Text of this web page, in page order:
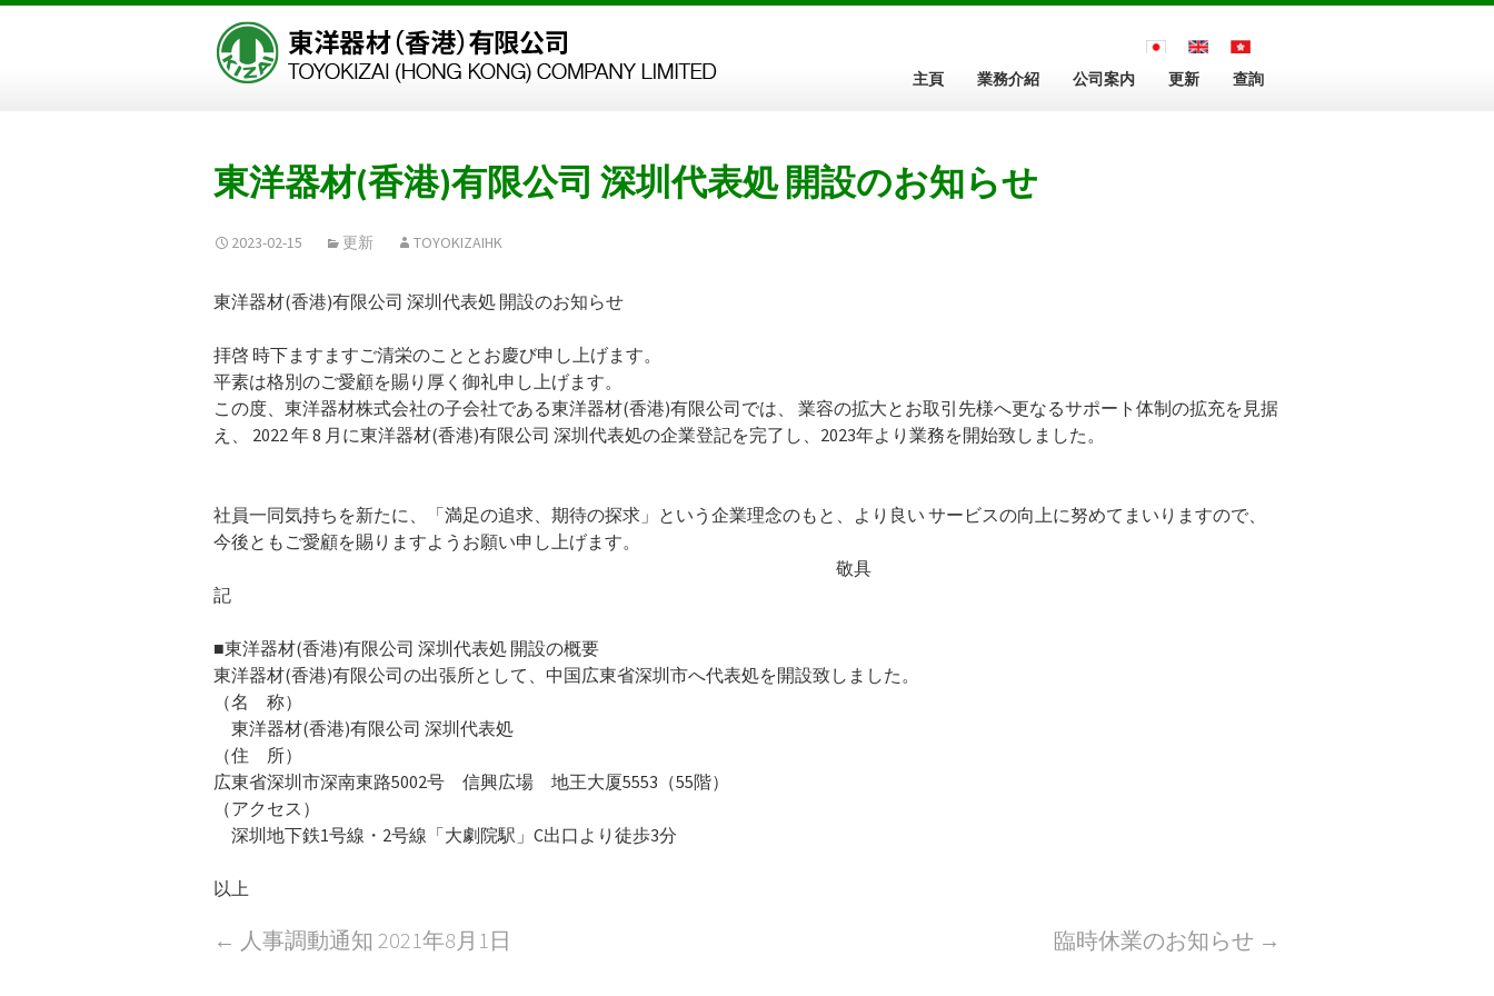
查詢
更新
公司案内
業務介紹
主頁
東洋器材(香港)有限公司 深圳代表処 開設のお知らせ
2023-02-15 更新 TOYOKIZAIHK
東洋器材(香港)有限公司 深圳代表処 開設のお知らせ
拝啓 時下ますますご清栄のこととお慶び申し上げます。
平素は格別のご愛顧を賜り厚く御礼申し上げます。
この度、東洋器材株式会社の子会社である東洋器材(香港)有限公司では、 業容の拡大とお取引先様へ更なるサポート体制の拡充を見据
え、 2022 年 8 月に東洋器材(香港)有限公司 深圳代表処の企業登記を完了し、2023年より業務を開始致しました。
社員一同気持ちを新たに、「満足の追求、期待の探求」という企業理念のもと、より良い サービスの向上に努めてまいりますので、
今後ともご愛顧を賜りますようお願い申し上げます。
敬具
記
■東洋器材(香港)有限公司 深圳代表処 開設の概要
東洋器材(香港)有限公司の出張所として、中国広東省深圳市へ代表処を開設致しました。
（名 称）
東洋器材(香港)有限公司 深圳代表処
（住 所）
広東省深圳市深南東路5002号 信興広場 地王大厦5553（55階）
（アクセス）
深圳地下鉄1号線・2号線「大劇院駅」C出口より徒歩3分
以上
Post
← 人事調動通知 2021年8月1日 臨時休業のお知らせ →